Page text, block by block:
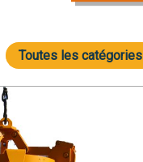
Toutes les catégories